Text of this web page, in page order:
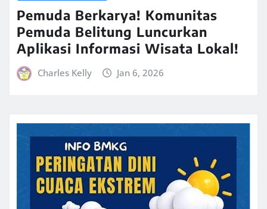
Pemuda Berkarya! Komunitas
Pemuda Belitung Luncurkan
Aplikasi Informasi Wisata Lokal!
Charles Kelly Jan 6, 2026